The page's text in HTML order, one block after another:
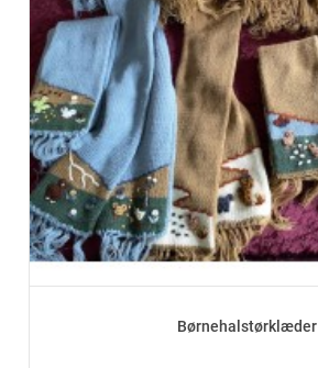
Børnehalstørklæder